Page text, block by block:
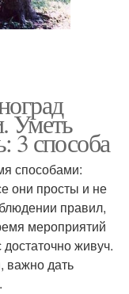
Уметь
3 способа
способами:
они просты и не
правил,
мероприятий
живуч.
важно дать